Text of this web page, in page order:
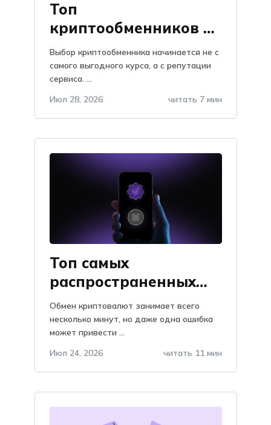
Топ
криптообменников по
отзывам на Obmify
Выбор криптообменника начинается не с
самого выгодного курса, а с репутации
сервиса. ...
Июл 28, 2026
читать 7 мин
Топ самых
распространенных
проблем при обмене
криптовалют: как их
избежать
Обмен криптовалют занимает всего
несколько минут, но даже одна ошибка
может привести ...
Июл 24, 2026
читать 11 мин